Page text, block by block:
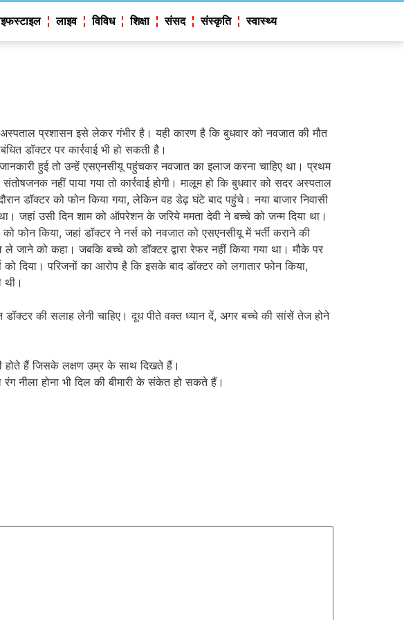
लाइव विविध शिक्षा संसद संस्कृति स्वास्थ्य
प्रशासन इसे लेकर गंभीर है। यही कारण है कि बुधवार को नवजात की मौत
डॉक्टर पर कार्रवाई भी हो सकती है।
हुई तो उन्हें एसएनसीयू पहुंचकर नवजात का इलाज करना चाहिए था। प्रथम
नहीं पाया गया तो कार्रवाई होगी। मालूम हो कि बुधवार को सदर अस्पताल
डॉक्टर को फोन किया गया, लेकिन वह डेढ़ घंटे बाद पहुंचे। नया बाजार निवासी
जहां उसी दिन शाम को ऑपरेशन के जरिये ममता देवी ने बच्चे को जन्म दिया था।
फोन किया, जहां डॉक्टर ने नर्स को नवजात को एसएनसीयू में भर्ती कराने की
को कहा। जबकि बच्चे को डॉक्टर द्वारा रेफर नहीं किया गया था। मौके पर
को दिया। परिजनों का आरोप है कि इसके बाद डॉक्टर को लगातार फोन किया,
थी।
की सलाह लेनी चाहिए। दूध पीते वक्त ध्यान दें, अगर बच्चे की सांसें तेज होने
होते हैं जिसके लक्षण उम्र के साथ दिखते हैं।
नीला होना भी दिल की बीमारी के संकेत हो सकते हैं।